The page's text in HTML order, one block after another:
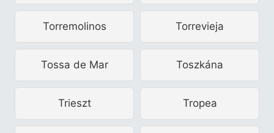
Torremolinos Torrevieja
Tossa de Mar Toszkána
Trieszt Tropea